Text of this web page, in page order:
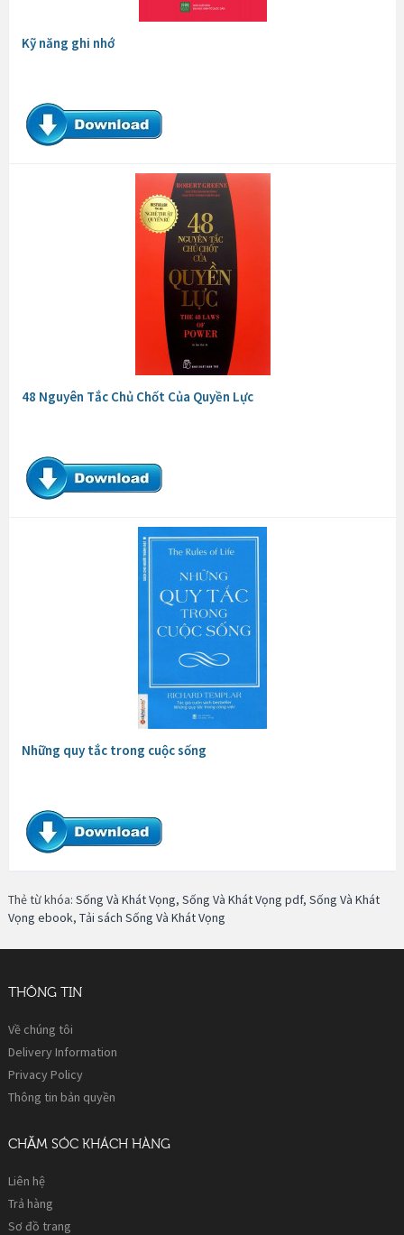
Kỹ năng ghi nhớ
48 Nguyên Tắc Chủ Chốt Của Quyền Lực
Những quy tắc trong cuộc sống
Thẻ từ khóa: Sống Và Khát Vọng, Sống Và Khát Vọng pdf, Sống Và Khát
Vọng ebook, Tải sách Sống Và Khát Vọng
THÔNG TIN
Về chúng tôi
Delivery Information
Privacy Policy
Thông tin bản quyền
CHĂM SÓC KHÁCH HÀNG
Liên hệ
Trả hàng
Sơ đồ trang